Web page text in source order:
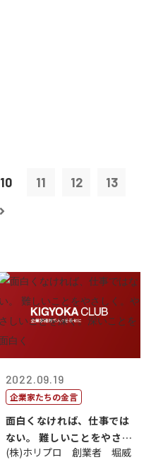
10 11 12 13
2022.09.19
企業家たちの金言
面白くなければ、仕事では
ない。 難しいことをやさし
く。やさし...
(株)ホリプロ 創業者 堀威